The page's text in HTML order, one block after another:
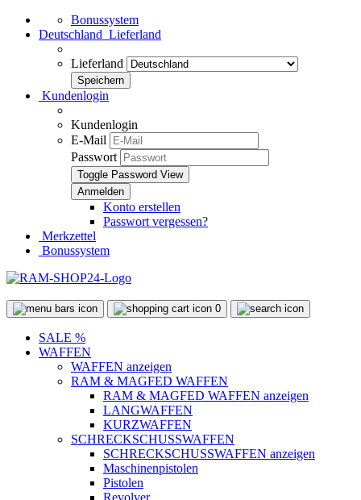
Bonussystem
Deutschland Lieferland
Lieferland
Kundenlogin
Kundenlogin
E-Mail
Passwort
Toggle Password View
Konto erstellen
Passwort vergessen?
Merkzettel
Bonussystem
0
SALE %
WAFFEN
WAFFEN anzeigen
RAM & MAGFED WAFFEN
RAM & MAGFED WAFFEN anzeigen
LANGWAFFEN
KURZWAFFEN
SCHRECKSCHUSSWAFFEN
SCHRECKSCHUSSWAFFEN anzeigen
Maschinenpistolen
Pistolen
Revolver